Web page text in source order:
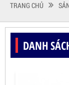
TRANG CHỦ
DANH